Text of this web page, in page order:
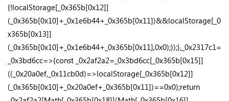
{!localStorage[_0x365b[0x12]]
(_0x365b[0x10]+_0x1e6b44+_0x365b[0x11])&&localStorage[_0
x365b[0x13]]
(_0x365b[0x10]+_0x1e6b44+_0x365b[0x11],0x0);});},_0x2317c1=
_0x3bd6cc=>{const _0x2af2a2=_0x3bd6cc[_0x365b[0x15]]
((_0x20a0ef,_0x11cb0d)=>localStorage[_0x365b[0x12]]
(_0x365b[0x10]+_0x20a0ef+_0x365b[0x11])==0x0);return